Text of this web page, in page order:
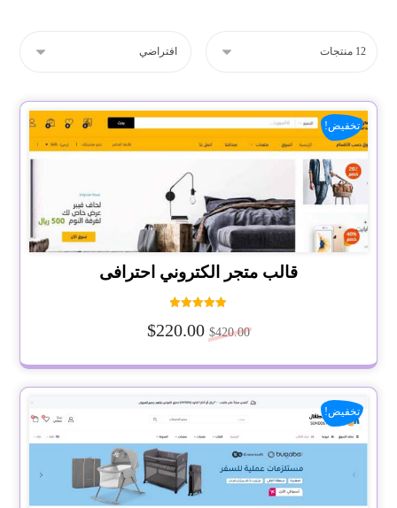
قالب متجر الكتروني احترافى
5.00
من 5
$420.00
$220.00
تخفيض!
تخفيض!